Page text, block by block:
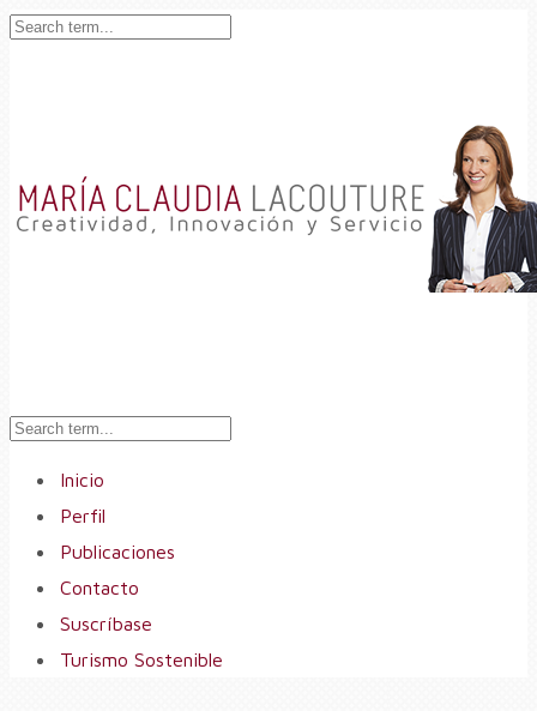
Inicio
Perfil
Publicaciones
Contacto
Suscríbase
Turismo Sostenible